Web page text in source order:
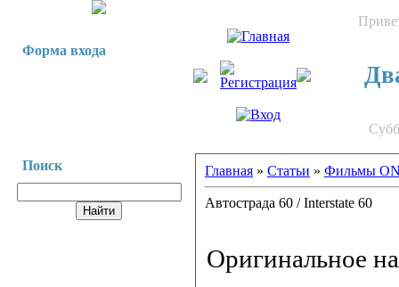
Форма входа
Поиск Главная » Статьи » Фильмы
Автострада 60 / Interstate 60
Оригинальное